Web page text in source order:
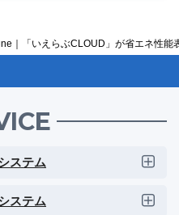
｜「いえらぶCLOUD」が省エネ性能
ステム
ステム